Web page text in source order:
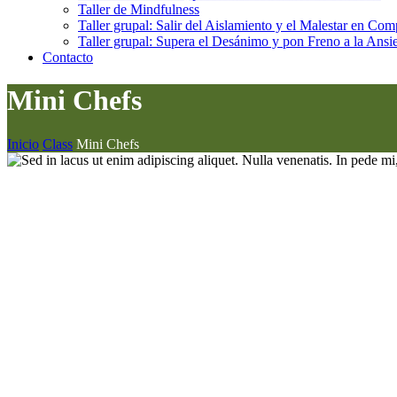
Taller de Mindfulness
Taller grupal: Salir del Aislamiento y el Malestar en
Taller grupal: Supera el Desánimo y pon Freno a la
Contacto
Mini Chefs
Inicio Class Mini Chefs